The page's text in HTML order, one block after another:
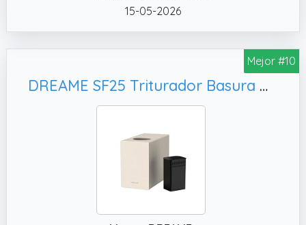
varias etapas para manejar de manera
eficaz diversos desechos de cocina. Tritura
sin esfuerzo cáscaras de verduras, huesos,
carozos de frutas y más, minimizando las
obstrucciones para un funcionamiento más
Disfrute de una experiencia de molienda más
silenciosa con este triturador de basura para
fregadero de cocina, que cuenta con 3
capas de reducción de ruido(algodón
insonorizado, protección contra
15-05-2026
Mejor #10
DREAME SF25 Triturador Basura Orgánica, Bloqueo Seguridad